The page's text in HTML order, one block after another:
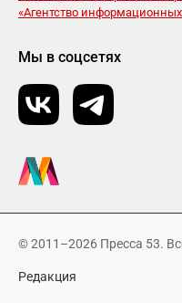
«Агентство
Мы в соцсетях
© 2011–2026 Пресса 53.
Редакция